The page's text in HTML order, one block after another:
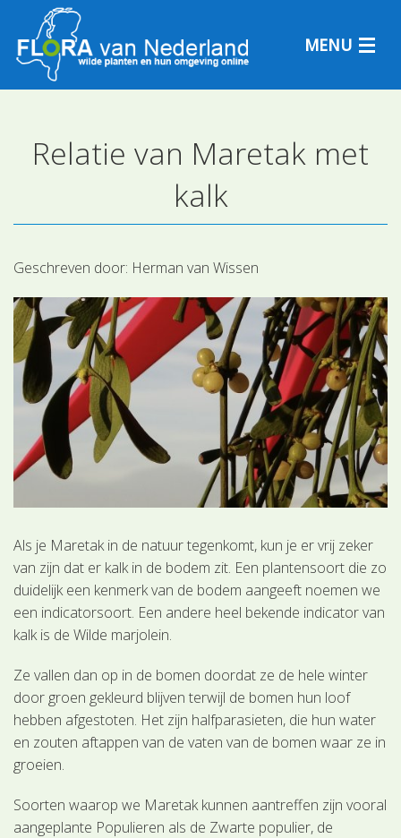
MENU
Plantensoorten
Determineren
Relatie van Maretak met
kalk
Geschreven door: Herman van Wissen
Als je Maretak in de natuur tegenkomt, kun je er vrij zeker
van zijn dat er kalk in de bodem zit. Een plantensoort die zo
duidelijk een kenmerk van de bodem aangeeft noemen we
een indicatorsoort. Een andere heel bekende indicator van
kalk is de Wilde marjolein.
Ze vallen dan op in de bomen doordat ze de hele winter
door groen gekleurd blijven terwijl de bomen hun loof
hebben afgestoten. Het zijn halfparasieten, die hun water
en zouten aftappen van de vaten van de bomen waar ze in
groeien.
Soorten waarop we Maretak kunnen aantreffen zijn vooral
aangeplante Populieren als de Zwarte populier, de